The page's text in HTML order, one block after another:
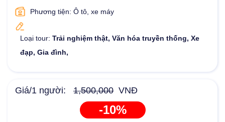
Phương tiện: Ô tô, xe máy
Loại tour: Trải nghiệm thật, Văn hóa truyền thống, Xe
đạp, Gia đình,
Giá/1 người: 1,500,000 VNĐ
-10%